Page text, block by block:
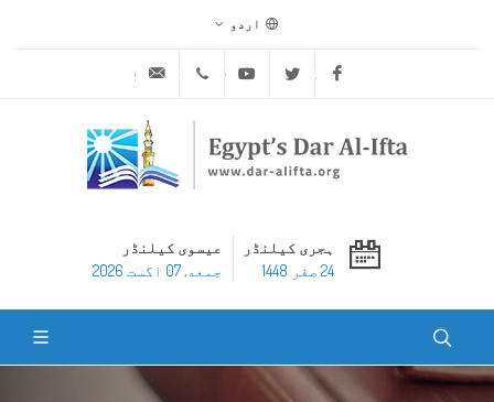
اردو
Facebook
Twitter
Youtube
ہجری کیلنڈر
24 صفر 1448
عیسوی کیلنڈر
جمعه, 07 اگست 2026